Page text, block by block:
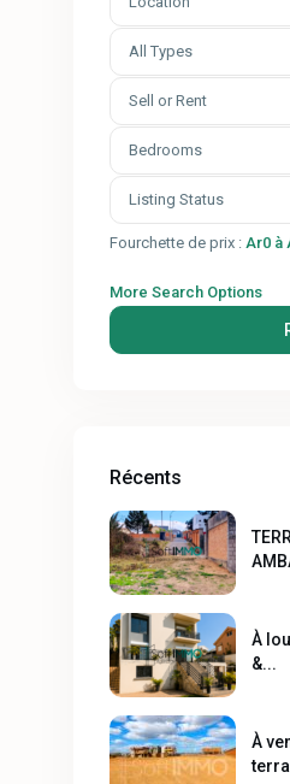
All Types
Sell or Rent
Bedrooms
Listing Status
Fourchette de prix : Ar0 à
More Search Options
Récents
À
&...
À